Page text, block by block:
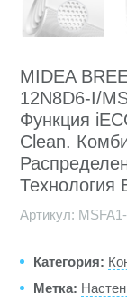
MIDEA
12N8D6-I/
Функция
Clean.
Технология
Артикул:
Категория:
Метка: